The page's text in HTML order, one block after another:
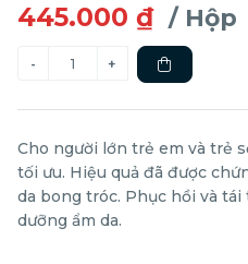
445.000 ₫ / Hộp
Cho người lớn trẻ em và trẻ
tối ưu. Hiệu quả đã được
da bong tróc. Phục hồi và tái
dưỡng ẩm da.